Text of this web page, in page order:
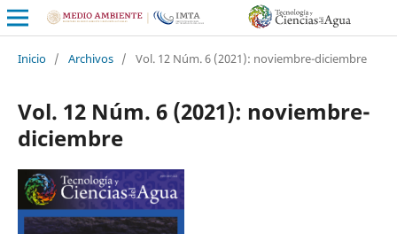
Inicio / Archivos / Vol. 12 Núm. 6 (2021): noviembre-diciembre
Vol. 12 Núm. 6 (2021): noviembre-
diciembre